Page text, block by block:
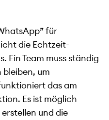
für
die Echtzeit-
Ein Team muss ständig
um
das am
Es ist möglich
und die